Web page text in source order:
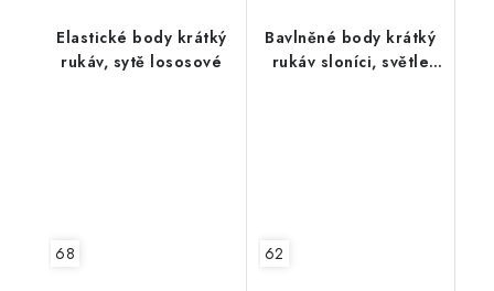
Elastické body krátký
rukáv, sytě lososové
68
Bavlněné body krátký
rukáv sloníci, světle
62